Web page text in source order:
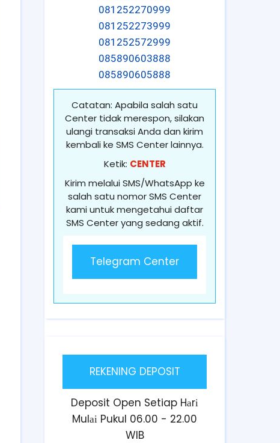
081252270999
081252273999
081252572999
085890603888
085890605888
Catatan: Apabila salah satu
Center tidak merespon, silakan
ulangi transaksi Anda dan kirim
kembali ke SMS Center lainnya.
Ketik: CENTER
Kirim melalui SMS/WhatsApp ke
salah satu nomor SMS Center
kami untuk mengetahui daftar
SMS Center yang sedang aktif.
Telegram Center
REKENING DEPOSIT
Deposit Open Setiap Hаrі
Mulаі Pukul 06.00 - 22.00
WIB